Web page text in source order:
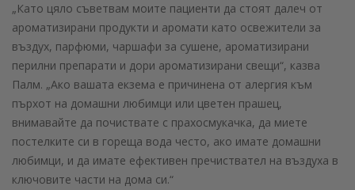
„Като цяло съветвам моите пациенти да стоят далеч от
ароматизирани продукти и аромати като освежители за
въздух, парфюми, чаршафи за сушене, ароматизирани
перилни препарати и дори ароматизирани свещи“, казва
Палм. „Ако вашата екзема е причинена от алергия към
пърхот на домашни любимци или цветен прашец,
внимавайте да почиствате с прахосмукачка, да миете
постелките си в гореща вода често, ако имате домашни
любимци, и да имате ефективен пречиствател на въздуха в
ключовите части на дома си.“